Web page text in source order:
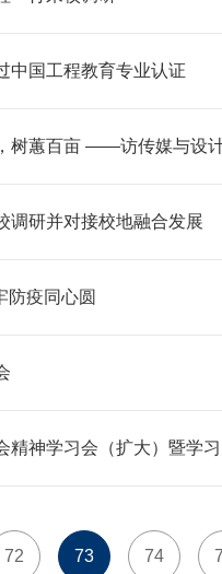
中国工程教育专业认证​
树蕙百亩 ——访传媒与设
调研并对接校地融合发展​
防疫同心圆​
精神学习会（扩大）暨学
72 73 74